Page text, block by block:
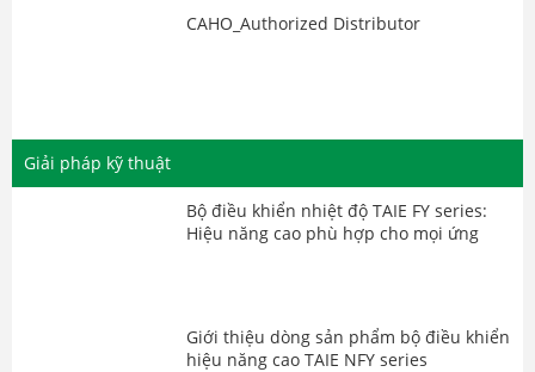
CAHO_Authorized Distributor
Giải pháp kỹ thuật
Bộ điều khiển nhiệt độ TAIE FY series:
Hiệu năng cao phù hợp cho mọi ứng
Giới thiệu dòng sản phẩm bộ điều khiển
hiệu năng cao TAIE NFY series